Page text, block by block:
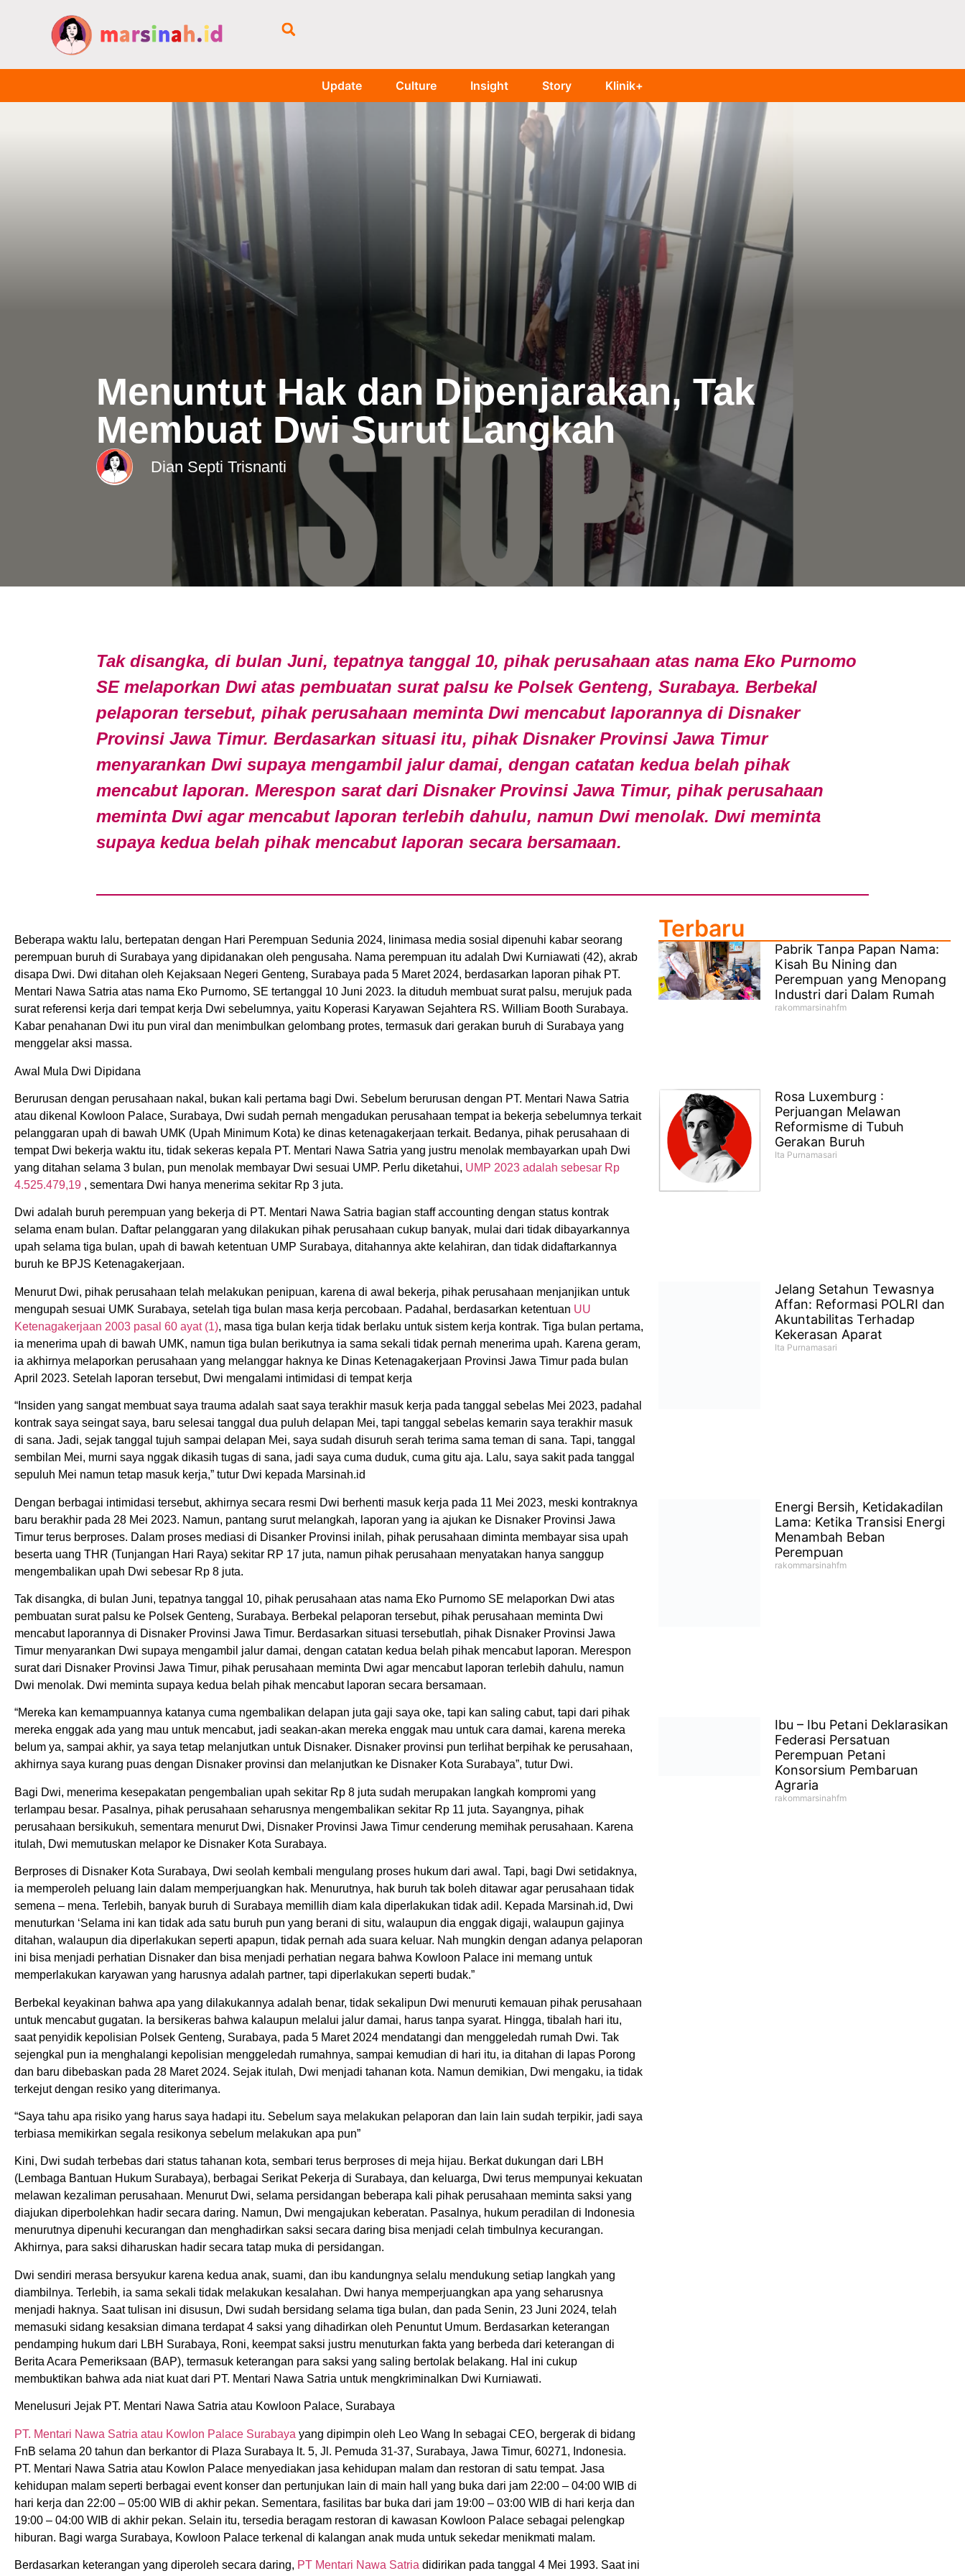
Update Culture Insight Story Klinik+
Menuntut Hak dan Dipenjarakan, Tak
Membuat Dwi Surut Langkah
Dian Septi Trisnanti
Tak disangka, di bulan Juni, tepatnya tanggal 10, pihak perusahaan atas nama Eko Purnomo
SE melaporkan Dwi atas pembuatan surat palsu ke Polsek Genteng, Surabaya. Berbekal
pelaporan tersebut, pihak perusahaan meminta Dwi mencabut laporannya di Disnaker
Provinsi Jawa Timur. Berdasarkan situasi itu, pihak Disnaker Provinsi Jawa Timur
menyarankan Dwi supaya mengambil jalur damai, dengan catatan kedua belah pihak
mencabut laporan. Merespon sarat dari Disnaker Provinsi Jawa Timur, pihak perusahaan
meminta Dwi agar mencabut laporan terlebih dahulu, namun Dwi menolak. Dwi meminta
supaya kedua belah pihak mencabut laporan secara bersamaan.
Beberapa waktu lalu, bertepatan dengan Hari Perempuan Sedunia 2024, linimasa media sosial dipenuhi kabar seorang
perempuan buruh di Surabaya yang dipidanakan oleh pengusaha. Nama perempuan itu adalah Dwi Kurniawati (42), akrab
disapa Dwi. Dwi ditahan oleh Kejaksaan Negeri Genteng, Surabaya pada 5 Maret 2024, berdasarkan laporan pihak PT.
Mentari Nawa Satria atas nama Eko Purnomo, SE tertanggal 10 Juni 2023. Ia dituduh membuat surat palsu, merujuk pada
surat referensi kerja dari tempat kerja Dwi sebelumnya, yaitu Koperasi Karyawan Sejahtera RS. William Booth Surabaya.
Kabar penahanan Dwi itu pun viral dan menimbulkan gelombang protes, termasuk dari gerakan buruh di Surabaya yang
menggelar aksi massa.
Awal Mula Dwi Dipidana
Berurusan dengan perusahaan nakal, bukan kali pertama bagi Dwi. Sebelum berurusan dengan PT. Mentari Nawa Satria
atau dikenal Kowloon Palace, Surabaya, Dwi sudah pernah mengadukan perusahaan tempat ia bekerja sebelumnya terkait
pelanggaran upah di bawah UMK (Upah Minimum Kota) ke dinas ketenagakerjaan terkait. Bedanya, pihak perusahaan di
tempat Dwi bekerja waktu itu, tidak sekeras kepala PT. Mentari Nawa Satria yang justru menolak membayarkan upah Dwi
yang ditahan selama 3 bulan, pun menolak membayar Dwi sesuai UMP. Perlu diketahui, UMP 2023 adalah sebesar Rp
4.525.479,19 , sementara Dwi hanya menerima sekitar Rp 3 juta.
Dwi adalah buruh perempuan yang bekerja di PT. Mentari Nawa Satria bagian staff accounting dengan status kontrak
selama enam bulan. Daftar pelanggaran yang dilakukan pihak perusahaan cukup banyak, mulai dari tidak dibayarkannya
upah selama tiga bulan, upah di bawah ketentuan UMP Surabaya, ditahannya akte kelahiran, dan tidak didaftarkannya
buruh ke BPJS Ketenagakerjaan.
Menurut Dwi, pihak perusahaan telah melakukan penipuan, karena di awal bekerja, pihak perusahaan menjanjikan untuk
mengupah sesuai UMK Surabaya, setelah tiga bulan masa kerja percobaan. Padahal, berdasarkan ketentuan UU
Ketenagakerjaan 2003 pasal 60 ayat (1), masa tiga bulan kerja tidak berlaku untuk sistem kerja kontrak. Tiga bulan pertama,
ia menerima upah di bawah UMK, namun tiga bulan berikutnya ia sama sekali tidak pernah menerima upah. Karena geram,
ia akhirnya melaporkan perusahaan yang melanggar haknya ke Dinas Ketenagakerjaan Provinsi Jawa Timur pada bulan
April 2023. Setelah laporan tersebut, Dwi mengalami intimidasi di tempat kerja
“Insiden yang sangat membuat saya trauma adalah saat saya terakhir masuk kerja pada tanggal sebelas Mei 2023, padahal
kontrak saya seingat saya, baru selesai tanggal dua puluh delapan Mei, tapi tanggal sebelas kemarin saya terakhir masuk
di sana. Jadi, sejak tanggal tujuh sampai delapan Mei, saya sudah disuruh serah terima sama teman di sana. Tapi, tanggal
sembilan Mei, murni saya nggak dikasih tugas di sana, jadi saya cuma duduk, cuma gitu aja. Lalu, saya sakit pada tanggal
sepuluh Mei namun tetap masuk kerja,” tutur Dwi kepada Marsinah.id
Dengan berbagai intimidasi tersebut, akhirnya secara resmi Dwi berhenti masuk kerja pada 11 Mei 2023, meski kontraknya
baru berakhir pada 28 Mei 2023. Namun, pantang surut melangkah, laporan yang ia ajukan ke Disnaker Provinsi Jawa
Timur terus berproses. Dalam proses mediasi di Disanker Provinsi inilah, pihak perusahaan diminta membayar sisa upah
beserta uang THR (Tunjangan Hari Raya) sekitar RP 17 juta, namun pihak perusahaan menyatakan hanya sanggup
mengembalikan upah Dwi sebesar Rp 8 juta.
Tak disangka, di bulan Juni, tepatnya tanggal 10, pihak perusahaan atas nama Eko Purnomo SE melaporkan Dwi atas
pembuatan surat palsu ke Polsek Genteng, Surabaya. Berbekal pelaporan tersebut, pihak perusahaan meminta Dwi
mencabut laporannya di Disnaker Provinsi Jawa Timur. Berdasarkan situasi tersebutlah, pihak Disnaker Provinsi Jawa
Timur menyarankan Dwi supaya mengambil jalur damai, dengan catatan kedua belah pihak mencabut laporan. Merespon
surat dari Disnaker Provinsi Jawa Timur, pihak perusahaan meminta Dwi agar mencabut laporan terlebih dahulu, namun
Dwi menolak. Dwi meminta supaya kedua belah pihak mencabut laporan secara bersamaan.
“Mereka kan kemampuannya katanya cuma ngembalikan delapan juta gaji saya oke, tapi kan saling cabut, tapi dari pihak
mereka enggak ada yang mau untuk mencabut, jadi seakan-akan mereka enggak mau untuk cara damai, karena mereka
belum ya, sampai akhir, ya saya tetap melanjutkan untuk Disnaker. Disnaker provinsi pun terlihat berpihak ke perusahaan,
akhirnya saya kurang puas dengan Disnaker provinsi dan melanjutkan ke Disnaker Kota Surabaya”, tutur Dwi.
Bagi Dwi, menerima kesepakatan pengembalian upah sekitar Rp 8 juta sudah merupakan langkah kompromi yang
terlampau besar. Pasalnya, pihak perusahaan seharusnya mengembalikan sekitar Rp 11 juta. Sayangnya, pihak
perusahaan bersikukuh, sementara menurut Dwi, Disnaker Provinsi Jawa Timur cenderung memihak perusahaan. Karena
itulah, Dwi memutuskan melapor ke Disnaker Kota Surabaya.
Berproses di Disnaker Kota Surabaya, Dwi seolah kembali mengulang proses hukum dari awal. Tapi, bagi Dwi setidaknya,
ia memperoleh peluang lain dalam memperjuangkan hak. Menurutnya, hak buruh tak boleh ditawar agar perusahaan tidak
semena – mena. Terlebih, banyak buruh di Surabaya memillih diam kala diperlakukan tidak adil. Kepada Marsinah.id, Dwi
menuturkan ‘Selama ini kan tidak ada satu buruh pun yang berani di situ, walaupun dia enggak digaji, walaupun gajinya
ditahan, walaupun dia diperlakukan seperti apapun, tidak pernah ada suara keluar. Nah mungkin dengan adanya pelaporan
ini bisa menjadi perhatian Disnaker dan bisa menjadi perhatian negara bahwa Kowloon Palace ini memang untuk
memperlakukan karyawan yang harusnya adalah partner, tapi diperlakukan seperti budak.”
Berbekal keyakinan bahwa apa yang dilakukannya adalah benar, tidak sekalipun Dwi menuruti kemauan pihak perusahaan
untuk mencabut gugatan. Ia bersikeras bahwa kalaupun melalui jalur damai, harus tanpa syarat. Hingga, tibalah hari itu,
saat penyidik kepolisian Polsek Genteng, Surabaya, pada 5 Maret 2024 mendatangi dan menggeledah rumah Dwi. Tak
sejengkal pun ia menghalangi kepolisian menggeledah rumahnya, sampai kemudian di hari itu, ia ditahan di lapas Porong
dan baru dibebaskan pada 28 Maret 2024. Sejak itulah, Dwi menjadi tahanan kota. Namun demikian, Dwi mengaku, ia tidak
terkejut dengan resiko yang diterimanya.
“Saya tahu apa risiko yang harus saya hadapi itu. Sebelum saya melakukan pelaporan dan lain lain sudah terpikir, jadi saya
terbiasa memikirkan segala resikonya sebelum melakukan apa pun”
Kini, Dwi sudah terbebas dari status tahanan kota, sembari terus berproses di meja hijau. Berkat dukungan dari LBH
(Lembaga Bantuan Hukum Surabaya), berbagai Serikat Pekerja di Surabaya, dan keluarga, Dwi terus mempunyai kekuatan
melawan kezaliman perusahaan. Menurut Dwi, selama persidangan beberapa kali pihak perusahaan meminta saksi yang
diajukan diperbolehkan hadir secara daring. Namun, Dwi mengajukan keberatan. Pasalnya, hukum peradilan di Indonesia
menurutnya dipenuhi kecurangan dan menghadirkan saksi secara daring bisa menjadi celah timbulnya kecurangan.
Akhirnya, para saksi diharuskan hadir secara tatap muka di persidangan.
Dwi sendiri merasa bersyukur karena kedua anak, suami, dan ibu kandungnya selalu mendukung setiap langkah yang
diambilnya. Terlebih, ia sama sekali tidak melakukan kesalahan. Dwi hanya memperjuangkan apa yang seharusnya
menjadi haknya. Saat tulisan ini disusun, Dwi sudah bersidang selama tiga bulan, dan pada Senin, 23 Juni 2024, telah
memasuki sidang kesaksian dimana terdapat 4 saksi yang dihadirkan oleh Penuntut Umum. Berdasarkan keterangan
pendamping hukum dari LBH Surabaya, Roni, keempat saksi justru menuturkan fakta yang berbeda dari keterangan di
Berita Acara Pemeriksaan (BAP), termasuk keterangan para saksi yang saling bertolak belakang. Hal ini cukup
membuktikan bahwa ada niat kuat dari PT. Mentari Nawa Satria untuk mengkriminalkan Dwi Kurniawati.
Menelusuri Jejak PT. Mentari Nawa Satria atau Kowloon Palace, Surabaya
PT. Mentari Nawa Satria atau Kowlon Palace Surabaya yang dipimpin oleh Leo Wang In sebagai CEO, bergerak di bidang
FnB selama 20 tahun dan berkantor di Plaza Surabaya lt. 5, Jl. Pemuda 31-37, Surabaya, Jawa Timur, 60271, Indonesia.
PT. Mentari Nawa Satria atau Kowlon Palace menyediakan jasa kehidupan malam dan restoran di satu tempat. Jasa
kehidupan malam seperti berbagai event konser dan pertunjukan lain di main hall yang buka dari jam 22:00 – 04:00 WIB di
hari kerja dan 22:00 – 05:00 WIB di akhir pekan. Sementara, fasilitas bar buka dari jam 19:00 – 03:00 WIB di hari kerja dan
19:00 – 04:00 WIB di akhir pekan. Selain itu, tersedia beragam restoran di kawasan Kowloon Palace sebagai pelengkap
hiburan. Bagi warga Surabaya, Kowloon Palace terkenal di kalangan anak muda untuk sekedar menikmati malam.
Berdasarkan keterangan yang diperoleh secara daring, PT Mentari Nawa Satria didirikan pada tanggal 4 Mei 1993. Saat ini
Terbaru
Pabrik Tanpa Papan Nama:
Kisah Bu Nining dan
Perempuan yang Menopang
Industri dari Dalam Rumah
rakommarsinahfm
Rosa Luxemburg :
Perjuangan Melawan
Reformisme di Tubuh
Gerakan Buruh
Ita Purnamasari
Jelang Setahun Tewasnya
Affan: Reformasi POLRI dan
Akuntabilitas Terhadap
Kekerasan Aparat
Ita Purnamasari
Energi Bersih, Ketidakadilan
Lama: Ketika Transisi Energi
Menambah Beban
Perempuan
rakommarsinahfm
Ibu – Ibu Petani Deklarasikan
Federasi Persatuan
Perempuan Petani
Konsorsium Pembaruan
Agraria
rakommarsinahfm